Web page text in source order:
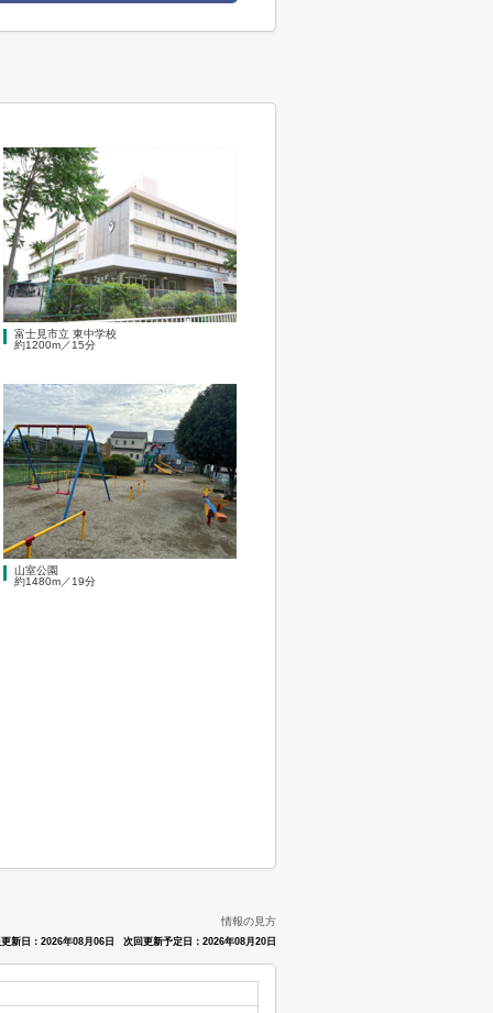
富士見市立 東中学校
約1200m／15分
山室公園
約1480m／19分
情報の見方
新日：2026年08月06日 次回更新予定日：2026年08月20日